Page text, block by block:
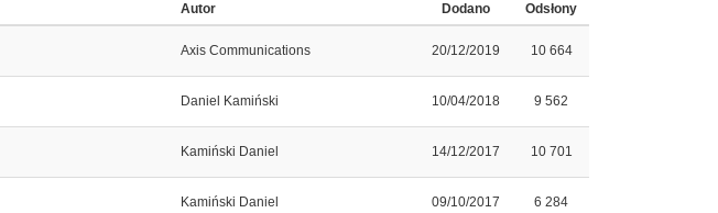
Autor Dodano Odsłony
Axis Communications 20/12/2019 10 664
Daniel Kamiński 10/04/2018 9 562
Kamiński Daniel 14/12/2017 10 701
Kamiński Daniel 09/10/2017 6 284